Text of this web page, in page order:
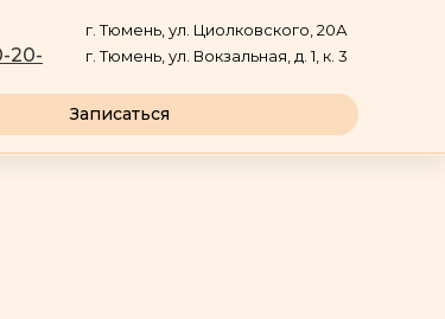
20-
г. Тюмень, ул. Циолковского, 20А
г. Тюмень, ул. Вокзальная, д. 1, к. 3
Записаться